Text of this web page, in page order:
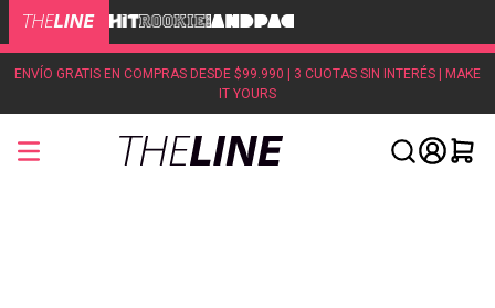
ENVÍO GRATIS EN COMPRAS DESDE $99.990 | 3 CUOTAS SIN INTERÉS | MAKE
IT YOURS